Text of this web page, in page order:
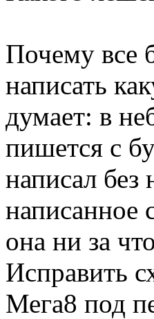
Почему все
написать
думает: в
пишется с
написал
написанное
она ни за
Исправить
Мега8 под